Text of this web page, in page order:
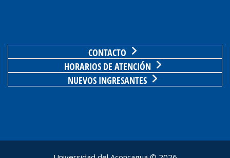
CONTACTO
HORARIOS DE ATENCIÓN
NUEVOS INGRESANTES